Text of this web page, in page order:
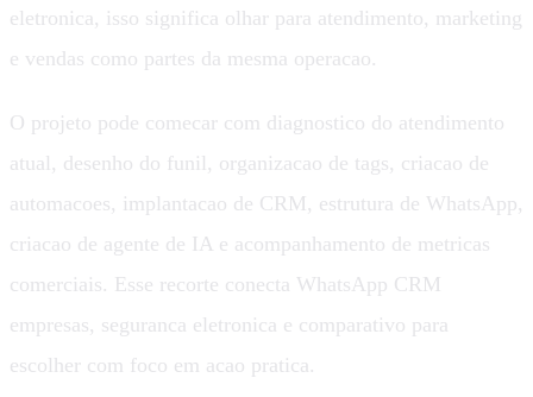
eletronica, isso significa olhar para atendimento, marketing
e vendas como partes da mesma operacao.
O projeto pode comecar com diagnostico do atendimento
atual, desenho do funil, organizacao de tags, criacao de
automacoes, implantacao de CRM, estrutura de WhatsApp,
criacao de agente de IA e acompanhamento de metricas
comerciais. Esse recorte conecta WhatsApp CRM
empresas, seguranca eletronica e comparativo para
escolher com foco em acao pratica.